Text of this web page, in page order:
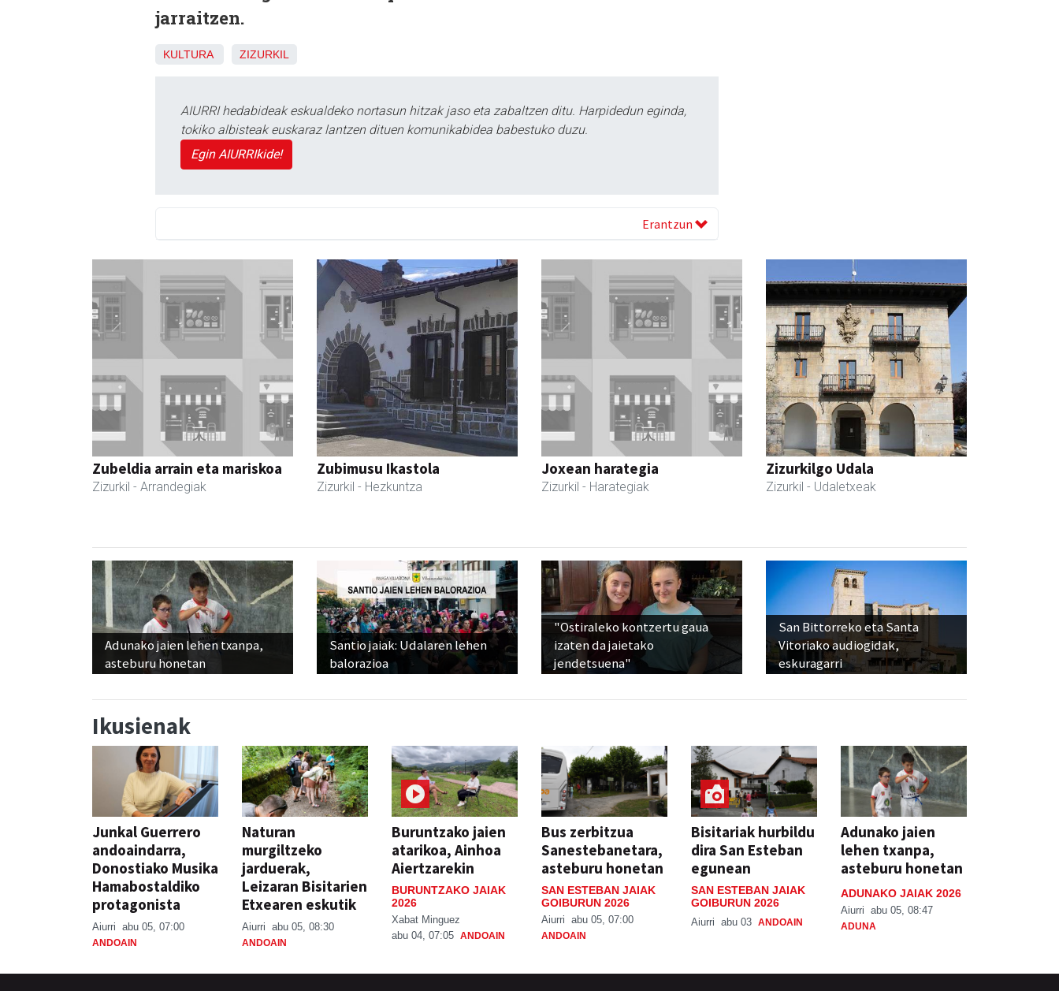
jarraitzen.
KULTURA ZIZURKIL
AIURRI hedabideak eskualdeko nortasun hitzak jaso eta zabaltzen ditu. Harpidedun eginda,
tokiko albisteak euskaraz lantzen dituen komunikabidea babestuko duzu.
Egin AIURRIkide!
Erantzun
Zubeldia arrain eta mariskoa
Zizurkil - Arrandegiak
Zubimusu Ikastola
Zizurkil - Hezkuntza
Joxean harategia
Zizurkil - Harategiak
Zizurkilgo Udala
Zizurkil - Udaletxeak
Adunako jaien lehen txanpa,
asteburu honetan
Santio jaiak: Udalaren lehen
balorazioa
"Ostiraleko kontzertu gaua
izaten da jaietako
jendetsuena"
San Bittorreko eta Santa
Vitoriako audiogidak,
eskuragarri
Ikusienak
Junkal Guerrero
andoaindarra,
Donostiako Musika
Hamabostaldiko
protagonista
Aiurri abu 05, 07:00
ANDOAIN
Naturan
murgiltzeko
jarduerak,
Leizaran Bisitarien
Etxearen eskutik
Aiurri abu 05, 08:30
ANDOAIN
Buruntzako jaien
atarikoa, Ainhoa
Aiertzarekin
BURUNTZAKO JAIAK
2026
Xabat Minguez
abu 04, 07:05 ANDOAIN
Bus zerbitzua
Sanestebanetara,
asteburu honetan
SAN ESTEBAN JAIAK
GOIBURUN 2026
Aiurri abu 05, 07:00
ANDOAIN
Bisitariak hurbildu
dira San Esteban
egunean
SAN ESTEBAN JAIAK
GOIBURUN 2026
Aiurri abu 03 ANDOAIN
Adunako jaien
lehen txanpa,
asteburu honetan
ADUNAKO JAIAK 2026
Aiurri abu 05, 08:47
ADUNA